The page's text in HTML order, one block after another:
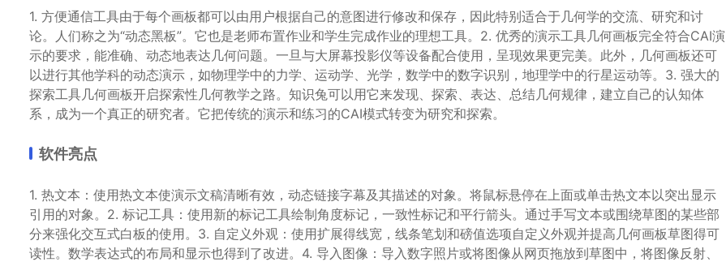
1. 方便通信工具由于每个画板都可以由用户根据自己的意图进行修改和保存，因此特别适合于几何学的交流、研究和讨
论。人们称之为“动态黑板”。它也是老师布置作业和学生完成作业的理想工具。2. 优秀的演示工具几何画板完全符合CAI演
示的要求，能准确、动态地表达几何问题。一旦与大屏幕投影仪等设备配合使用，呈现效果更完美。此外，几何画板还可
以进行其他学科的动态演示，如物理学中的力学、运动学、光学，数学中的数字识别，地理学中的行星运动等。3. 强大的
探索工具几何画板开启探索性几何教学之路。知识兔可以用它来发现、探索、表达、总结几何规律，建立自己的认知体
系，成为一个真正的研究者。它把传统的演示和练习的CAI模式转变为研究和探索。
软件亮点
1. 热文本：使用热文本使演示文稿清晰有效，动态链接字幕及其描述的对象。将鼠标悬停在上面或单击热文本以突出显示
引用的对象。2. 标记工具：使用新的标记工具绘制角度标记，一致性标记和平行箭头。通过手写文本或围绕草图的某些部
分来强化交互式白板的使用。3. 自定义外观：使用扩展得线宽，线条笔划和磅值选项自定义外观并提高几何画板草图得可
读性。数学表达式的布局和显示也得到了改进。4. 导入图像：导入数字照片或将图像从网页拖放到草图中，将图像反射、